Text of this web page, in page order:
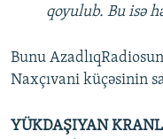
qoyulub. Bu isə
Bunu
Naxçıvani küçəsinin
YÜKDAŞIYAN